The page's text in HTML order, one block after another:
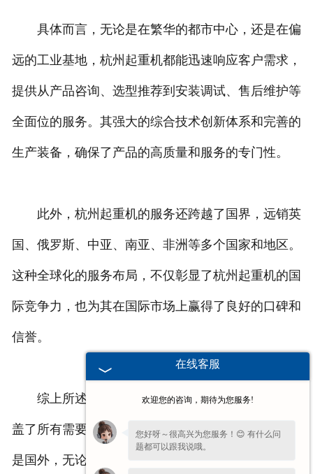
具体而言，无论是在繁华的都市中心，还是在偏
远的工业基地，杭州起重机都能迅速响应客户需求，
提供从产品咨询、选型推荐到安装调试、售后维护等
全面位的服务。其强大的综合技术创新体系和完善的
生产装备，确保了产品的高质量和服务的专门性。
此外，杭州起重机的服务还跨越了国界，远销英
国、俄罗斯、中亚、南亚、非洲等多个国家和地区。
这种全球化的服务布局，不仅彰显了杭州起重机的国
际竞争力，也为其在国际市场上赢得了良好的口碑和
信誉。
综上所述，杭州起重机的服务范围之广，几乎涵
盖了所有需要起重设备的领域和地区。无论是国内还
是国外，无论是大型工程项目还是日常生产作业，杭
在线客服
欢迎您的咨询，期待为您服务!
您好呀～很高兴为您服务！😊 有什么问
题都可以跟我说哦。